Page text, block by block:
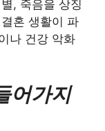
, 죽음을 상징
혼 생활이 파
나 건강 악화
어가지